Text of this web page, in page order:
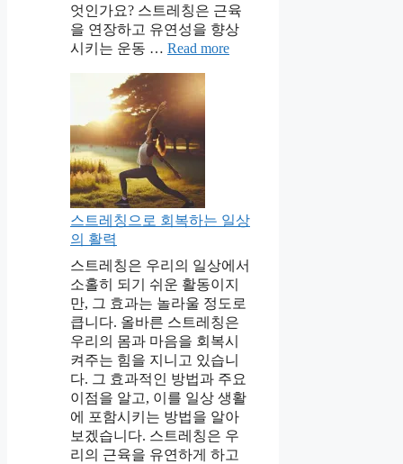
엇인가요? 스트레칭은 근육
을 연장하고 유연성을 향상
시키는 운동 … Read more
스트레칭으로 회복하는 일상
의 활력
스트레칭은 우리의 일상에서
소홀히 되기 쉬운 활동이지
만, 그 효과는 놀라울 정도로
큽니다. 올바른 스트레칭은
우리의 몸과 마음을 회복시
켜주는 힘을 지니고 있습니
다. 그 효과적인 방법과 주요
이점을 알고, 이를 일상 생활
에 포함시키는 방법을 알아
보겠습니다. 스트레칭은 우
리의 근육을 유연하게 하고